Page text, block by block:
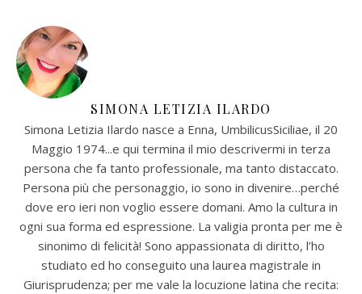
SIMONA LETIZIA ILARDO
Simona Letizia Ilardo nasce a Enna, UmbilicusSiciliae, il 20
Maggio 1974...e qui termina il mio descrivermi in terza
persona che fa tanto professionale, ma tanto distaccato.
Persona più che personaggio, io sono in divenire…perché
dove ero ieri non voglio essere domani. Amo la cultura in
ogni sua forma ed espressione. La valigia pronta per me è
sinonimo di felicità! Sono appassionata di diritto, l’ho
studiato ed ho conseguito una laurea magistrale in
Giurisprudenza; per me vale la locuzione latina che recita: